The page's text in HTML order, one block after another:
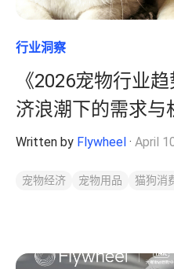
行业洞察
《2026宠物行业
济浪潮下的需求与
Written by Flywheel · April
宠物经济 宠物用品 猫狗消